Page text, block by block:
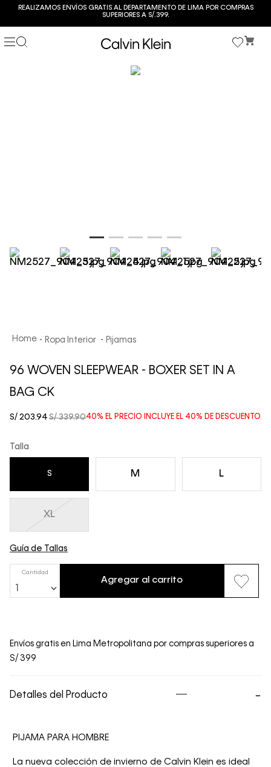
REALIZAMOS ENVÍOS GRATIS AL DEPARTAMENTO DE LIMA POR COMPRAS
SUPERIORES A S/.399.
Ropa Interior Pijamas
96 WOVEN SLEEPWEAR - BOXER SET IN A
BAG CK
40% EL PRECIO INCLUYE EL 40% DE DESCUENTO
S/ 339.90
S/ 203.94
Talla
L
M
S
XL
Guía de Tallas
Cantidad
Agregar al carrito
Envíos gratis en Lima Metropolitana por compras superiores a
S/ 399
Detalles del Producto
PIJAMA PARA HOMBRE
La nueva colección de invierno de Calvin Klein es ideal